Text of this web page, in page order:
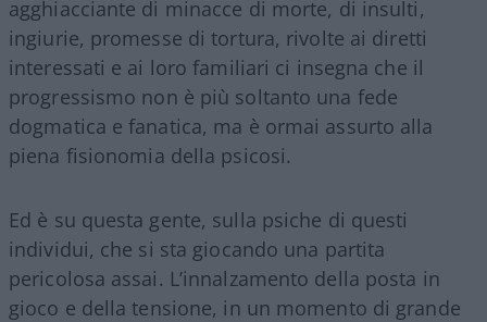
agghiacciante di minacce di morte, di insulti,
ingiurie, promesse di tortura, rivolte ai diretti
interessati e ai loro familiari ci insegna che il
progressismo non è più soltanto una fede
dogmatica e fanatica, ma è ormai assurto alla
piena fisionomia della psicosi.
Ed è su questa gente, sulla psiche di questi
individui, che si sta giocando una partita
pericolosa assai. L’innalzamento della posta in
gioco e della tensione, in un momento di grande